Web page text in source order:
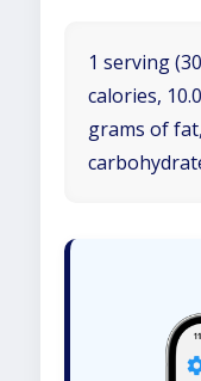
1 serving
calories,
grams of